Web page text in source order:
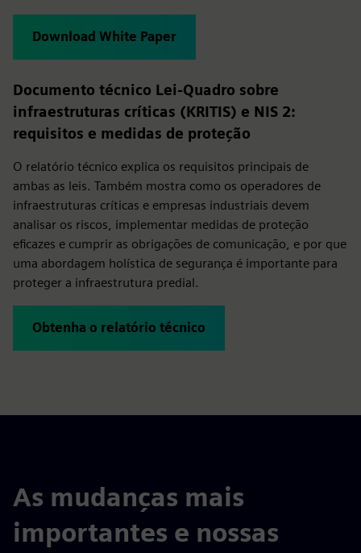
Download White Paper
Documento técnico Lei-Quadro sobre
infraestruturas críticas (KRITIS) e NIS 2:
requisitos e medidas de proteção
O relatório técnico explica os requisitos principais de
ambas as leis. Também mostra como os operadores de
infraestruturas críticas e empresas industriais devem
analisar os riscos, implementar medidas de proteção
eficazes e cumprir as obrigações de comunicação, e por que
uma abordagem holística de segurança é importante para
proteger a infraestrutura predial.
Obtenha o relatório técnico
As mudanças mais
importantes e nossas